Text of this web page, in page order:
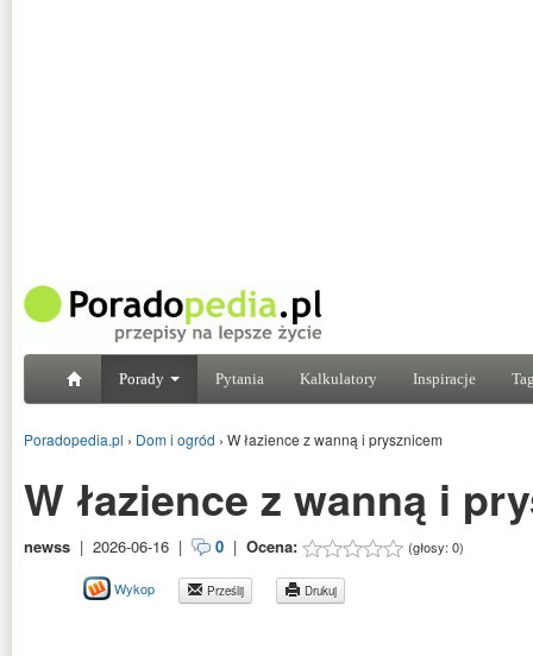
Porady Pytania Kalkulatory Inspiracje
Poradopedia.pl › Dom i ogród › W łazience z wanną i prysznicem
W łazience z wanną i
newss | 2026-06-16 | 0 | Ocena: (głosy: 0)
Wykop Prześlij Drukuj